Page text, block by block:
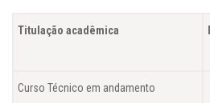
Titulação acadêmica
Curso Técnico em andamento